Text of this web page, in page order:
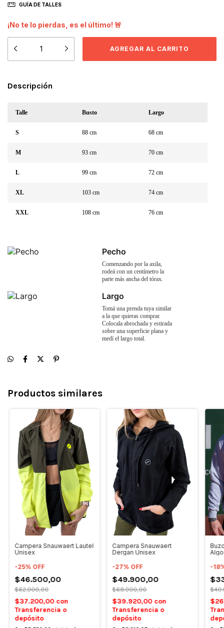
GUÍA DE TALLES
¡No te lo pierdas, es el último! 🚨
Descripción
Talle Busto Largo
S 88 cm 68 cm
M 93 cm 70 cm
L 99 cm 72 cm
XL 103 cm 74 cm
XXL 108 cm 76 cm
Pecho
Comenzando por la axila,
rodeá con un centímetro la
parte más ancha del tórax.
Largo
Tomá una prenda tuya similar
a la que quieras comprar.
Colocala abrochada y estirada
sobre una superficie plana y
medí el largo total.
Productos similares
Campera Snauwaert Lautel
Unisex
-25% OFF
$46.500,00
$62.000,00
$37.200,00 con
Transferencia o
depósito
Campera Snauwaert
Dergan Unisex
-27% OFF
$49.900,00
$68.000,00
$39.920,00 con
Transferencia o
depósito
-18